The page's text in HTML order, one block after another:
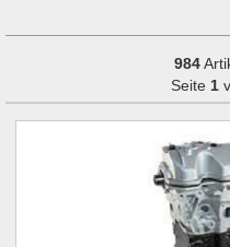
984
Seite 1